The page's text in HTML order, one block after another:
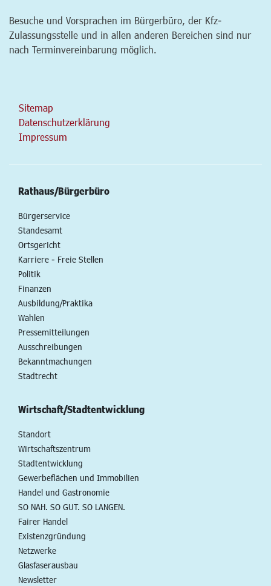
Besuche und Vorsprachen im Bürgerbüro, der Kfz-
Zulassungsstelle und in allen anderen Bereichen sind nur
nach Terminvereinbarung möglich.
Sitemap
Datenschutzerklärung
Impressum
Rathaus/Bürgerbüro
Bürgerservice
Standesamt
Ortsgericht
Karriere - Freie Stellen
Politik
Finanzen
Ausbildung/Praktika
Wahlen
Pressemitteilungen
Ausschreibungen
Bekanntmachungen
Stadtrecht
Wirtschaft/Stadtentwicklung
Standort
Wirtschaftszentrum
Stadtentwicklung
Gewerbeflächen und Immobilien
Handel und Gastronomie
SO NAH. SO GUT. SO LANGEN.
Fairer Handel
Existenzgründung
Netzwerke
Glasfaserausbau
Newsletter